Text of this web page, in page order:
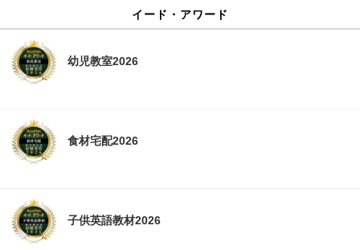
イード・アワード
幼児教室2026
食材宅配2026
子供英語教材2026